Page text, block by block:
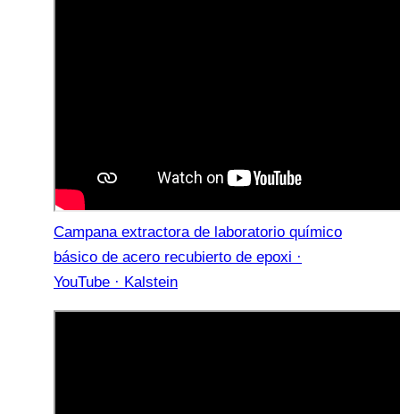
Campana extractora de laboratorio químico
básico de acero recubierto de epoxi ·
YouTube · Kalstein